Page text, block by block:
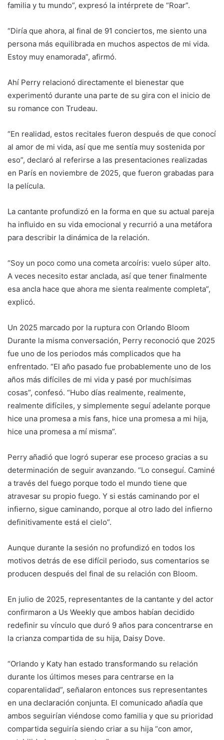
familia y tu mundo”, expresó la intérprete de “Roar”.
“Diría que ahora, al final de 91 conciertos, me siento una
persona más equilibrada en muchos aspectos de mi vida.
Estoy muy enamorada”, afirmó.
Ahí Perry relacionó directamente el bienestar que
experimentó durante una parte de su gira con el inicio de
su romance con Trudeau.
“En realidad, estos recitales fueron después de que conocí
al amor de mi vida, así que me sentía muy sostenida por
eso”, declaró al referirse a las presentaciones realizadas
en París en noviembre de 2025, que fueron grabadas para
la película.
La cantante profundizó en la forma en que su actual pareja
ha influido en su vida emocional y recurrió a una metáfora
para describir la dinámica de la relación.
“Soy un poco como una cometa arcoíris: vuelo súper alto.
A veces necesito estar anclada, así que tener finalmente
esa ancla hace que ahora me sienta realmente completa”,
explicó.
Un 2025 marcado por la ruptura con Orlando Bloom
Durante la misma conversación, Perry reconoció que 2025
fue uno de los periodos más complicados que ha
enfrentado. “El año pasado fue probablemente uno de los
años más difíciles de mi vida y pasé por muchísimas
cosas”, confesó. “Hubo días realmente, realmente,
realmente difíciles, y simplemente seguí adelante porque
hice una promesa a mis fans, hice una promesa a mi hija,
hice una promesa a mí misma”.
Perry añadió que logró superar ese proceso gracias a su
determinación de seguir avanzando. “Lo conseguí. Caminé
a través del fuego porque todo el mundo tiene que
atravesar su propio fuego. Y si estás caminando por el
infierno, sigue caminando, porque al otro lado del infierno
definitivamente está el cielo”.
Aunque durante la sesión no profundizó en todos los
motivos detrás de ese difícil periodo, sus comentarios se
producen después del final de su relación con Bloom.
En julio de 2025, representantes de la cantante y del actor
confirmaron a Us Weekly que ambos habían decidido
redefinir su vínculo que duró 9 años para concentrarse en
la crianza compartida de su hija, Daisy Dove.
“Orlando y Katy han estado transformando su relación
durante los últimos meses para centrarse en la
coparentalidad”, señalaron entonces sus representantes
en una declaración conjunta. El comunicado añadía que
ambos seguirían viéndose como familia y que su prioridad
compartida seguiría siendo criar a su hija “con amor,